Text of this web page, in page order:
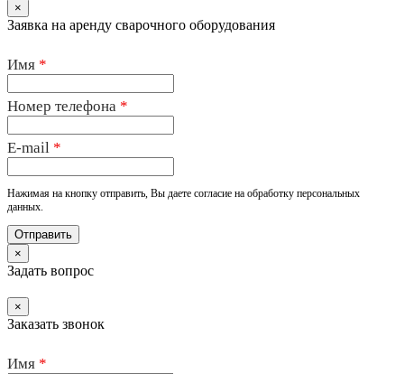
×
Заявка на аренду сварочного оборудования
Имя *
Номер телефона *
E-mail *
Нажимая на кнопку отправить, Вы даете согласие на обработку персональных
данных.
×
Задать вопрос
×
Заказать звонок
Имя *